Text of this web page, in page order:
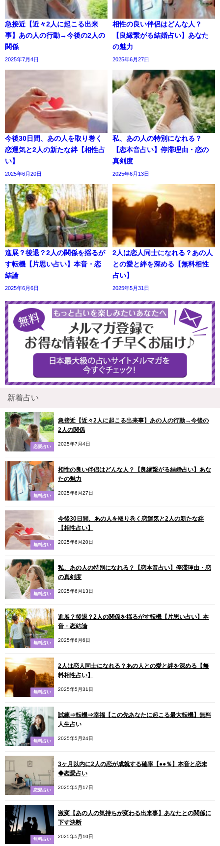
急接近【近々2人に起こる出来
事】あの人の行動→今後の2人の
関係
2025年7月4日
相性の良い伴侶はどんな人？
【良縁繋がる結婚占い】あなた
の魅力
2025年6月27日
今後30日間、あの人を取り巻く
恋運気と2人の新たな絆【相性占
い】
2025年6月20日
私、あの人の特別になれる？
【恋本音占い】停滞理由・恋の
真剣度
2025年6月13日
進展？後退？2人の関係を揺るが
す転機【片思い占い】本音・恋
結論
2025年6月6日
2人は恋人同士になれる？あの人
との愛と絆を深める【無料相性
占い】
2025年5月31日
新着占い
恋愛占い
急接近【近々2人に起こる出来事】あの人の行動→今後の
2人の関係
2025年7月4日
無料占い
相性の良い伴侶はどんな人？【良縁繋がる結婚占い】あな
たの魅力
2025年6月27日
無料占い
今後30日間、あの人を取り巻く恋運気と2人の新たな絆
【相性占い】
2025年6月20日
無料占い
私、あの人の特別になれる？【恋本音占い】停滞理由・恋
の真剣度
2025年6月13日
無料占い
進展？後退？2人の関係を揺るがす転機【片思い占い】本
音・恋結論
2025年6月6日
無料占い
2人は恋人同士になれる？あの人との愛と絆を深める【無
料相性占い】
2025年5月31日
無料占い
試練⇒転機⇒幸福【この先あなたに起こる最大転機】無料
人生占い
2025年5月24日
恋愛占い
3ヶ月以内に2人の恋が成就する確率【●●％】本音と恋未
◆恋愛占い
2025年5月17日
無料占い
激変【あの人の気持ちが変わる出来事】あなたとの関係に
下す決断
2025年5月10日